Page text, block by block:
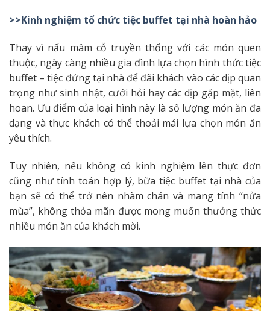
>>Kinh nghiệm tổ chức tiệc buffet tại nhà hoàn hảo
Thay vì nấu mâm cỗ truyền thống với các món quen
thuộc, ngày càng nhiều gia đình lựa chọn hình thức tiệc
buffet – tiệc đứng tại nhà để đãi khách vào các dịp quan
trọng như sinh nhật, cưới hỏi hay các dịp gặp mặt, liên
hoan. Ưu điểm của loại hình này là số lượng món ăn đa
dạng và thực khách có thể thoải mái lựa chọn món ăn
yêu thích.
Tuy nhiên, nếu không có kinh nghiệm lên thực đơn
cũng như tính toán hợp lý, bữa tiệc buffet tại nhà của
bạn sẽ có thể trở nên nhàm chán và mang tính “nửa
mùa”, không thỏa mãn được mong muốn thưởng thức
nhiều món ăn của khách mời.